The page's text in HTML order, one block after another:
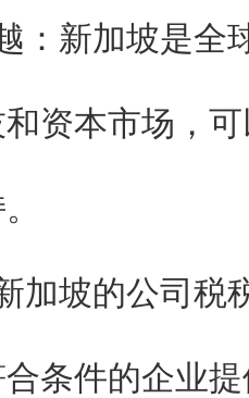
：新加坡是全
资本市场，
加坡的公司税
条件的企业